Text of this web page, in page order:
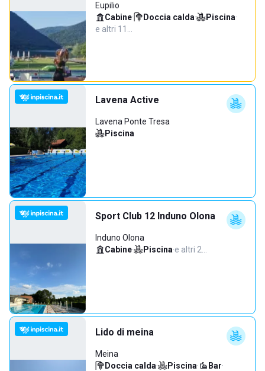
Eupilio
Cabine· Doccia calda· Piscina·
e altri 11…
Lavena Active
Lavena Ponte Tresa
Piscina
Sport Club 12 Induno Olona
Induno Olona
Cabine· Piscina·e altri 2…
Lido di meina
Meina
Doccia calda· Piscina· Bar·